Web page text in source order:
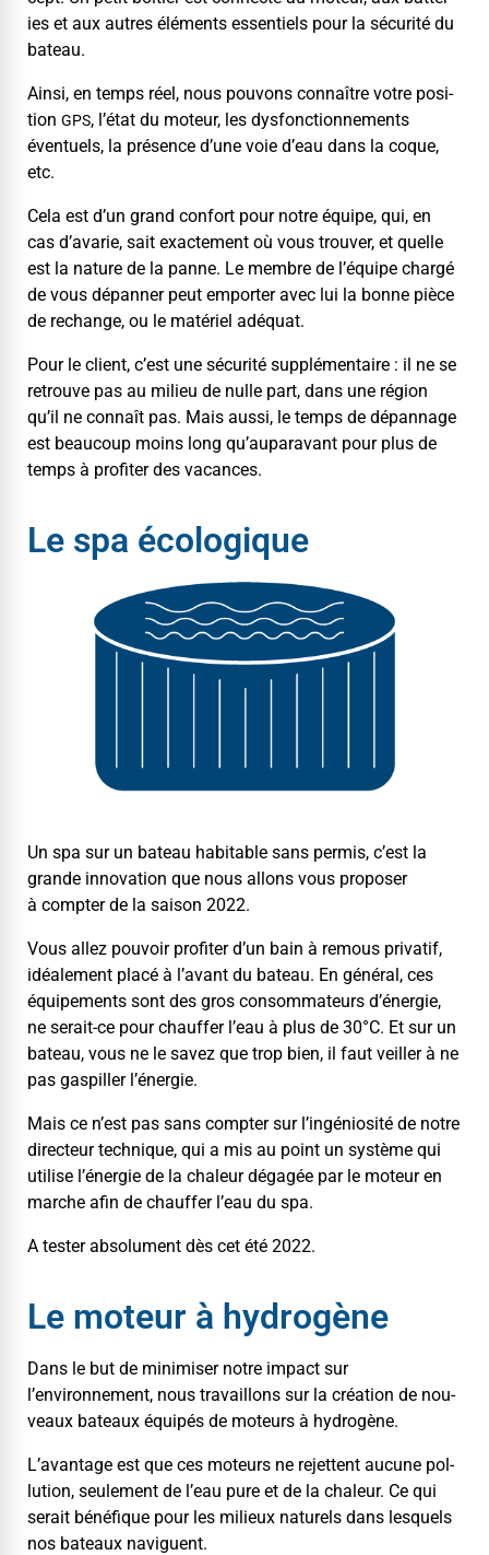
ies et aux autres élé­ments essen­tiels pour la sécu­rité du
bateau.
Ain­si, en temps réel, nous pou­vons con­naître votre posi­
tion GPS, l’état du moteur, les dys­fonc­tion­nements
éventuels, la présence d’une voie d’eau dans la coque,
etc.
Cela est d’un grand con­fort pour notre équipe, qui, en
cas d’avarie, sait exacte­ment où vous trou­ver, et quelle
est la nature de la panne. Le mem­bre de l’équipe chargé
de vous dépan­ner peut emporter avec lui la bonne pièce
de rechange, ou le matériel adéquat.
Pour le client, c’est une sécu­rité sup­plé­men­taire : il ne se
retrou­ve pas au milieu de nulle part, dans une région
qu’il ne con­naît pas. Mais aus­si, le temps de dépan­nage
est beau­coup moins long qu’auparavant pour plus de
temps à prof­iter des vacances.
Le spa écologique
Un spa sur un bateau hab­it­able sans per­mis, c’est la
grande inno­va­tion que nous allons vous pro­pos­er
à compter de la sai­son 2022.
Vous allez pou­voir prof­iter d’un bain à remous pri­vatif,
idéale­ment placé à l’avant du bateau. En général, ces
équipements sont des gros con­som­ma­teurs d’énergie,
ne serait-ce pour chauf­fer l’eau à plus de 30°C. Et sur un
bateau, vous ne le savez que trop bien, il faut veiller à ne
pas gaspiller l’énergie.
Mais ce n’est pas sans compter sur l’ingéniosité de notre
directeur tech­nique, qui a mis au point un sys­tème qui
utilise l’énergie de la chaleur dégagée par le moteur en
marche afin de chauf­fer l’eau du spa.
A tester absol­u­ment dès cet été 2022.
Le moteur à hydrogène
Dans le but de min­imiser notre impact sur
l’environnement, nous tra­vail­lons sur la créa­tion de nou­
veaux bateaux équipés de moteurs à hydrogène.
L’avantage est que ces moteurs ne rejet­tent aucune pol­
lu­tion, seule­ment de l’eau pure et de la chaleur. Ce qui
serait béné­fique pour les milieux naturels dans lesquels
nos bateaux naviguent.